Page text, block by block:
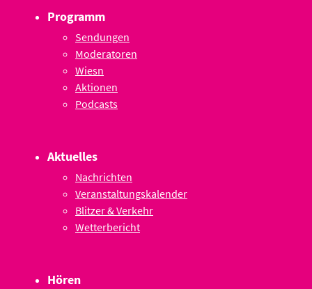
Programm
Sendungen
Moderatoren
Wiesn
Aktionen
Podcasts
Aktuelles
Nachrichten
Veranstaltungskalender
Blitzer & Verkehr
Wetterbericht
Hören